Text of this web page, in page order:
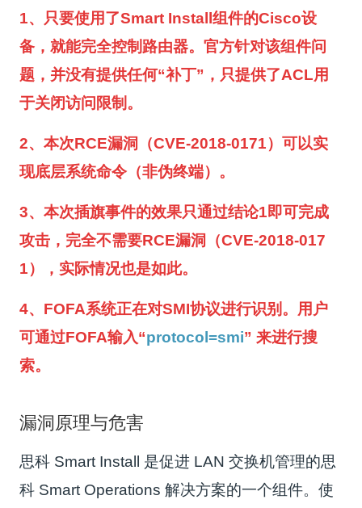
1、只要使用了Smart Install组件的Cisco设
备，就能完全控制路由器。官方针对该组件问
题，并没有提供任何“补丁”，只提供了ACL用
于关闭访问限制。
2、本次RCE漏洞（CVE-2018-0171）可以实
现底层系统命令（非伪终端）。
3、本次插旗事件的效果只通过结论1即可完成
攻击，完全不需要RCE漏洞（CVE-2018-017
1），实际情况也是如此。
4、FOFA系统正在对SMI协议进行识别。用户
可通过FOFA输入“protocol=smi” 来进行搜
索。
漏洞原理与危害
思科 Smart Install 是促进 LAN 交换机管理的思
科 Smart Operations 解决方案的一个组件。使